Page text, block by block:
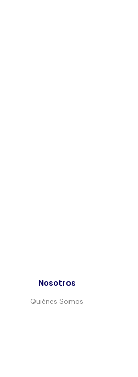
Nosotros
Quiénes Somos